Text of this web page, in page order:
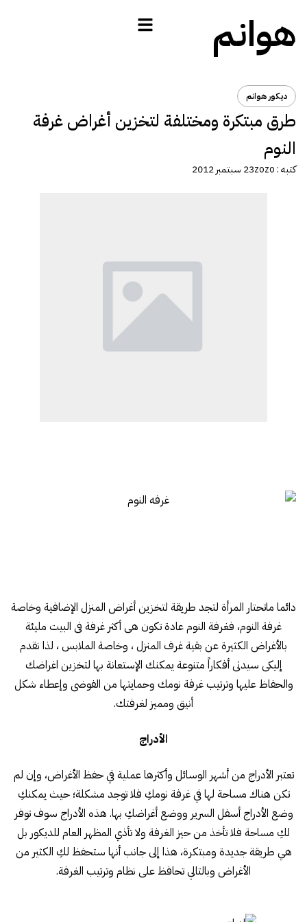
هوانم
ديكور هوانم
طرق مبتكرة ومختلفة لتخزين أغراض غرفة
النوم
كتبه :zozo23 سبتمبر 2012
دائما ماتحتار المرأة لتجد طريقة لتخزين أغراض المنزل الإضافية وخاصة
غرفة النوم، فغرفة النوم عادة تكون هى أكثر غرفة فى البيت مليئة
بالأغراض الكثيرة عن بقية غرف المنزل ، وخاصة الملابس ، لذا نقدم
إليكى سيدتى أفكاراً متنوعة يمكنك الإستعانة بها لتخزين اغراضك
والحفاظ عليها وترتيب غرفة نومك وحمايتها من الفوضى وإعطاء شكل
أنيق ومميز لغرفتك.
الأدراج
تعتبر الأدراج من أشهر الوسائل وأكثرها عملية في حفظ الأغراض، وإن لم
تكن هناك مساحة لها في غرفة نومكِ فلا توجد مشكلة؛ حيث يمكنكِ
وضع الأدراج أسفل السرير ووضع أغراضكِ بها. هذه الأدراج سوف توفر
لكِ مساحة فلا تأخذ من حيز الغرفة ولا تأذي المظهر العام للديكور بل
هي طريقة جديدة ومبتكرة، هذا إلى جانب أنها ستحفظ لكِ الكثير من
الأغراض وبالتالي تحافظ على نظام وترتيب الغرفة.